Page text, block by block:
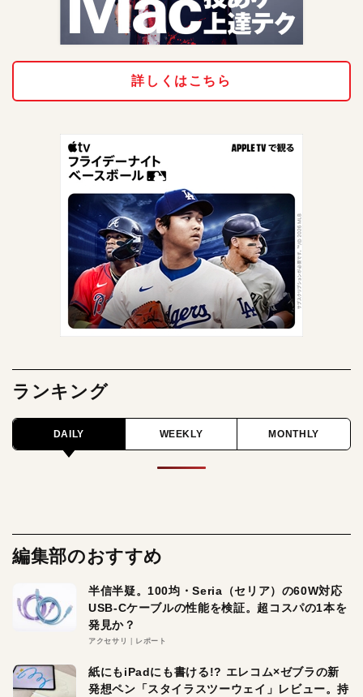
詳しくはこちら
ランキング
DAILY WEEKLY MONTHLY
編集部のおすすめ
半信半疑。100均・Seria（セリア）の60W対応
USB-Cケーブルの性能を検証。超コスパの1本を
発見か？
アクセサリ レポート
紙にもiPadにも書ける!? エレコム×ゼブラの新
発想ペン「スタイラスツーウェイ」レビュー。持